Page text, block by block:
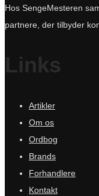
Hos SengeMesteren
partnere, der tilbyder
Links
Artikler
Om os
Ordbog
Brands
Forhandlere
Kontakt